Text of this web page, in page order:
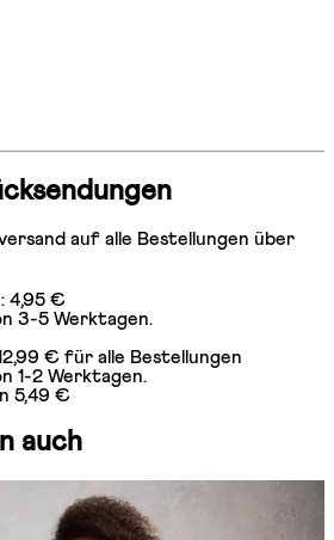
auf alle Bestellungen über
4,95 €
3-5 Werktagen.
€ für alle Bestellungen
1-2 Werktagen.
5,49 €
auch